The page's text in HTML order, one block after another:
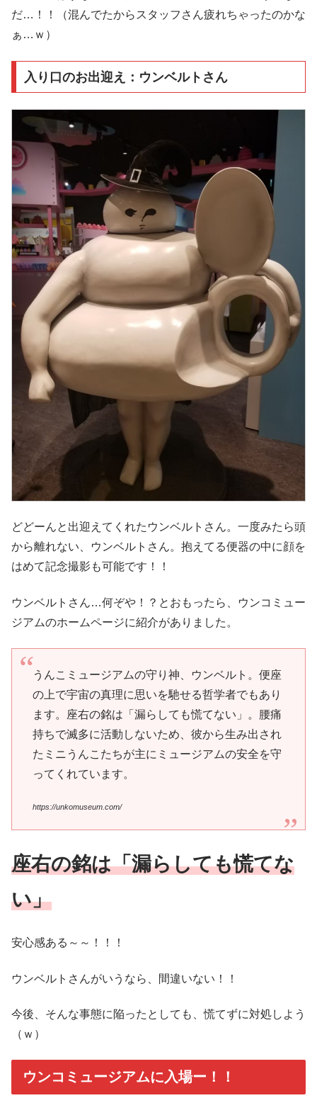
だ…！！（混んでたからスタッフさん疲れちゃったのかな
ぁ…ｗ）
入り口のお出迎え：ウンベルトさん
どどーんと出迎えてくれたウンベルトさん。一度みたら頭
から離れない、ウンベルトさん。抱えてる便器の中に顔を
はめて記念撮影も可能です！！
ウンベルトさん…何ぞや！？とおもったら、ウンコミュー
ジアムのホームページに紹介がありました。
うんこミュージアムの守り神、ウンベルト。便座
の上で宇宙の真理に思いを馳せる哲学者でもあり
ます。座右の銘は「漏らしても慌てない」。腰痛
持ちで滅多に活動しないため、彼から生み出され
たミニうんこたちが主にミュージアムの安全を守
ってくれています。
https://unkomuseum.com/
座右の銘は「漏らしても慌てな
い」
安心感ある～～！！！
ウンベルトさんがいうなら、間違いない！！
今後、そんな事態に陥ったとしても、慌てずに対処しよう
（ｗ）
ウンコミュージアムに入場ー！！